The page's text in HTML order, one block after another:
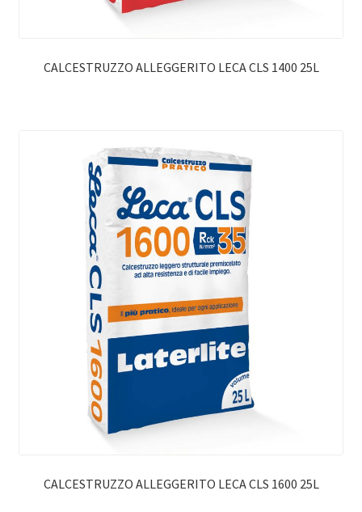
CALCESTRUZZO ALLEGGERITO LECA CLS 1400 25L
CALCESTRUZZO ALLEGGERITO LECA CLS 1600 25L